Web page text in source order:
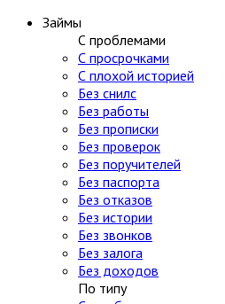
Займы
С проблемами
С просрочками
С плохой историей
Без снилс
Без работы
Без прописки
Без проверок
Без поручителей
Без паспорта
Без отказов
Без истории
Без звонков
Без залога
Без доходов
По типу